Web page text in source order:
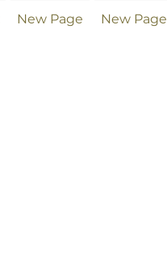
New Page New Page